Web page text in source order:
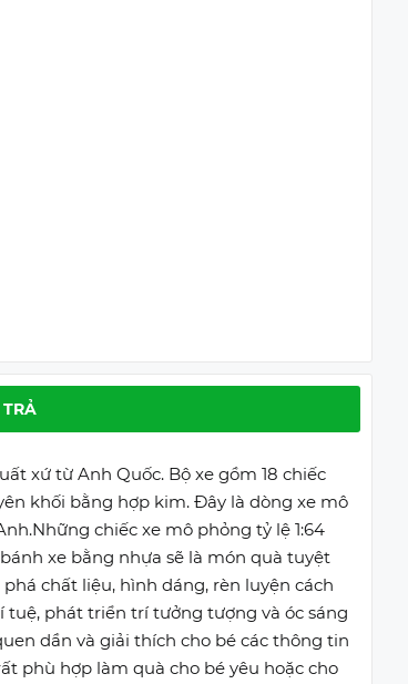
xứ từ Anh Quốc. Bộ xe gồm 18 chiếc
khối bằng hợp kim. Đây là dòng xe mô
chiếc xe mô phỏng tỷ lệ 1:64
xe bằng nhựa sẽ là món quà tuyệt
chất liệu, hình dáng, rèn luyện cách
tuệ, phát triển trí tưởng tượng và óc sáng
dần và giải thích cho bé các thông tin
phù hợp làm quà cho bé yêu hoặc cho